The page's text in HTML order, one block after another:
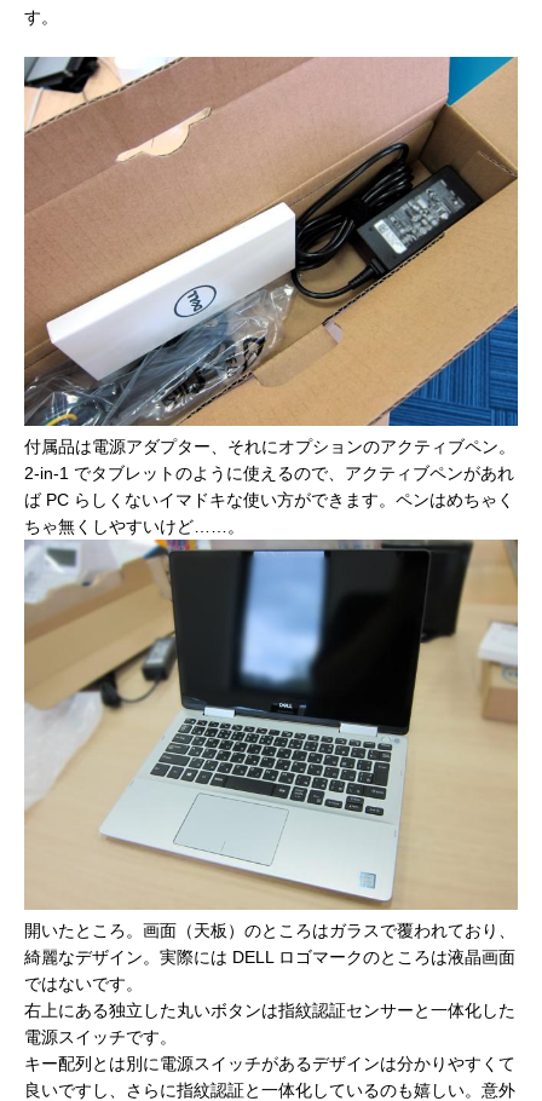
す。
付属品は電源アダプター、それにオプションのアクティブペン。
2-in-1 でタブレットのように使えるので、アクティブペンがあれ
ば PC らしくないイマドキな使い方ができます。ペンはめちゃく
ちゃ無くしやすいけど……。
開いたところ。画面（天板）のところはガラスで覆われており、
綺麗なデザイン。実際には DELL ロゴマークのところは液晶画面
ではないです。
右上にある独立した丸いボタンは指紋認証センサーと一体化した
電源スイッチです。
キー配列とは別に電源スイッチがあるデザインは分かりやすくて
良いですし、さらに指紋認証と一体化しているのも嬉しい。意外